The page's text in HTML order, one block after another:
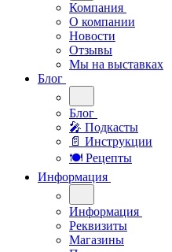
Компания
О компании
Новости
Отзывы
Мы на выставках
Блог
Блог
🎤︎︎ Подкасты
📄 Инструкции
🍽 Рецепты
Информация
Информация
Реквизиты
Магазины